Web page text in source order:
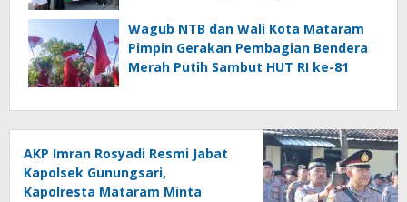
Wagub NTB dan Wali Kota Mataram
Pimpin Gerakan Pembagian Bendera
Merah Putih Sambut HUT RI ke-81
AKP Imran Rosyadi Resmi Jabat
Kapolsek Gunungsari,
Kapolresta Mataram Minta